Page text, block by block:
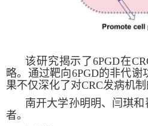
该研究揭示了6PGD在
略。通过靶向6PGD的非代谢
果不仅深化了对CRC发病机
南开大学孙明明、闫琪
者。